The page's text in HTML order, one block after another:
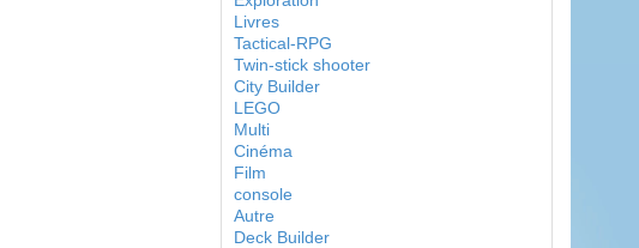
Livres
Tactical-RPG
Twin-stick shooter
City Builder
LEGO
Multi
Cinéma
Film
console
Autre
Deck Builder